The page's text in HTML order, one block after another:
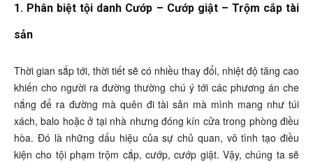
1. Phân biệt tội danh Cướp – Cướp giật – Trộm cắp tài
sản
Thời gian sắp tới, thời tiết sẽ có nhiều thay đổi, nhiệt độ tăng cao
khiến cho người ra đường thường chú ý tới các phương án che
nắng để ra đường mà quên đi tài sản mà mình mang như túi
xách, balo hoặc ở tại nhà nhưng đóng kín cửa trong phòng điều
hòa. Đó là những dấu hiệu của sự chủ quan, vô tình tạo điều
kiện cho tội phạm trộm cắp, cướp, cướp giật. Vậy, chúng ta sẽ